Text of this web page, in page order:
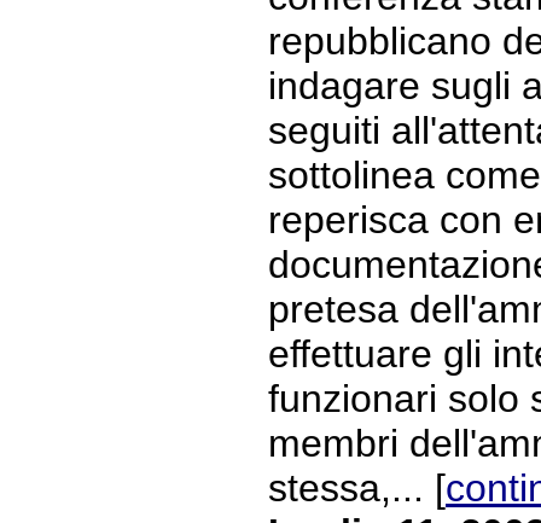
repubblicano
indagare sugli
seguiti
sottolinea
reperisca con
pretesa
effettuare gli
funzionari solo
membri
stessa,... [